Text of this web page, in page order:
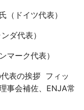
ツ代表）
表）
ク代表）
表の挨拶 フィッ
事会補佐、ENJA常